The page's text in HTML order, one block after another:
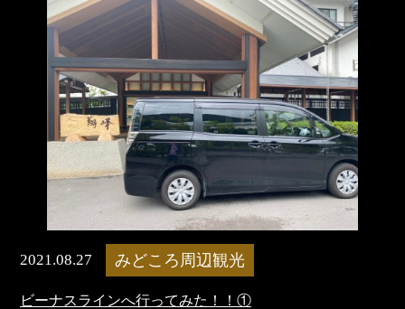
2021.08.27 みどころ周辺観光
ビーナスラインへ行ってみた！！①